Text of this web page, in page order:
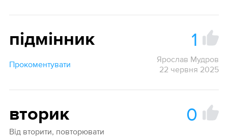
підмінник 1
Прокоментувати
Ярослав Мудров
22 червня 2025
вторик 0
Від вторити, повторювати